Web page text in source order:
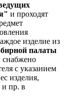
и проходят
изделие из
палаты
снабжено
с указанием
изделия,
и пр. в